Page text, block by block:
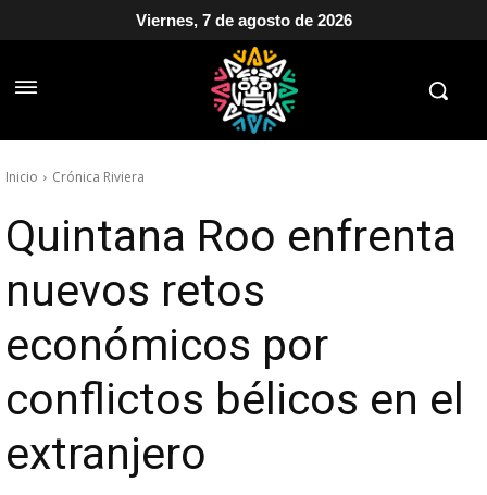
Viernes, 7 de agosto de 2026
Inicio Crónica Riviera
Quintana Roo enfrenta
nuevos retos
económicos por
conflictos bélicos en el
extranjero